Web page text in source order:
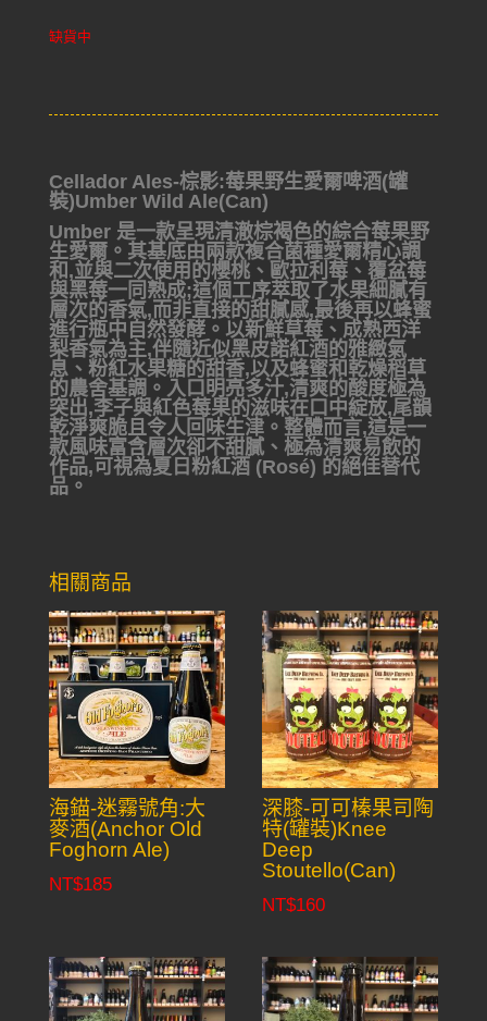
缺貨中
Cellador Ales-棕影:莓果野生愛爾啤酒(罐
裝)Umber Wild Ale(Can)
Umber 是一款呈現清澈棕褐色的綜合莓果野
生愛爾。其基底由兩款複合菌種愛爾精心調
和,並與二次使用的櫻桃、歐拉利莓、覆盆莓
與黑莓一同熟成;這個工序萃取了水果細膩有
層次的香氣,而非直接的甜膩感,最後再以蜂蜜
進行瓶中自然發酵。以新鮮草莓、成熟西洋
梨香氣為主,伴隨近似黑皮諾紅酒的雅緻氣
息、粉紅水果糖的甜香,以及蜂蜜和乾燥稻草
的農舍基調。入口明亮多汁,清爽的酸度極為
突出,李子與紅色莓果的滋味在口中綻放,尾韻
乾淨爽脆且令人回味生津。整體而言,這是一
款風味富含層次卻不甜膩、極為清爽易飲的
作品,可視為夏日粉紅酒 (Rosé) 的絕佳替代
品。
相關商品
海錨-迷霧號角:大
麥酒(Anchor Old
Foghorn Ale)
NT$185
深膝-可可榛果司陶
特(罐裝)Knee
Deep
Stoutello(Can)
NT$160